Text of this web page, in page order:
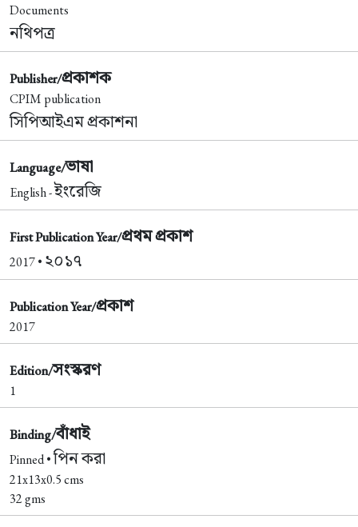
Documents
নথিপত্র
Publisher/প্রকাশক
CPIM publication
সিপিআইএম প্রকাশনা
Language/ভাষা
English -ইংরেজি
First Publication Year/প্রথম প্রকাশ
2017 • ২০১৭
Publication Year/প্রকাশ
2017
Edition/সংস্করণ
1
Binding/বাঁধাই
Pinned •পিন করা
21x13x0.5 cms
32 gms